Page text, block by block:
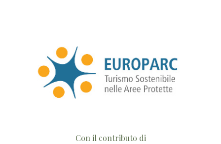
Con il contributo di